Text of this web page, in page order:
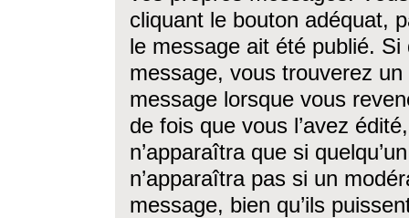
cliquant le bouton adéquat,
le message ait été publié. Si
message, vous trouverez
message lorsque vous
de fois que vous l’avez
n’apparaîtra que si
n’apparaîtra pas si un
message, bien qu’ils